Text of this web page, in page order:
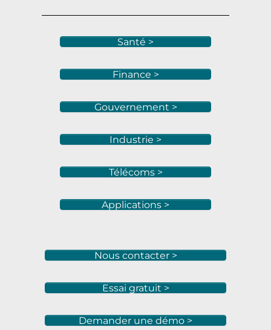
Santé >
Finance >
Gouvernement >
Industrie >
Télécoms >
Applications >
Nous contacter >
Essai gratuit >
Demander une démo >